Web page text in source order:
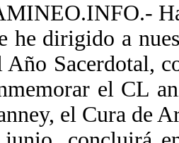
he dirigido a
Año Sacerdotal,
el CL
el Cura de